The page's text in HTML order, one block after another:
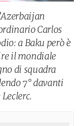
Carlos
a Baku però è
il mondiale
di squadra
7° davanti